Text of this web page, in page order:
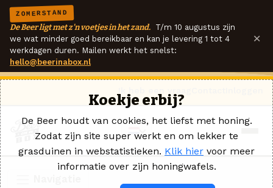
ZOMERSTAND
De Beer ligt met z'n voetjes in het zand. T/m 10 augustus zijn
we wat minder goed bereikbaar en kan je levering 1 tot 4
werkdagen duren. Mailen werkt het snelst:
hello@beerinabox.nl
×
Koekje erbij?
De Beer houdt van cookies, het liefst met honing.
Zodat zijn site super werkt en om lekker te
grasduinen in webstatistieken. Klik hier voor meer
informatie over zijn honingwafels.